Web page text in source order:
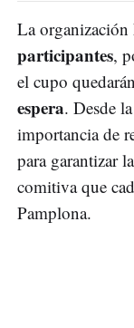
La organización
participantes,
el cupo
espera. Desde
importancia de
para garantizar
comitiva que
Pamplona.